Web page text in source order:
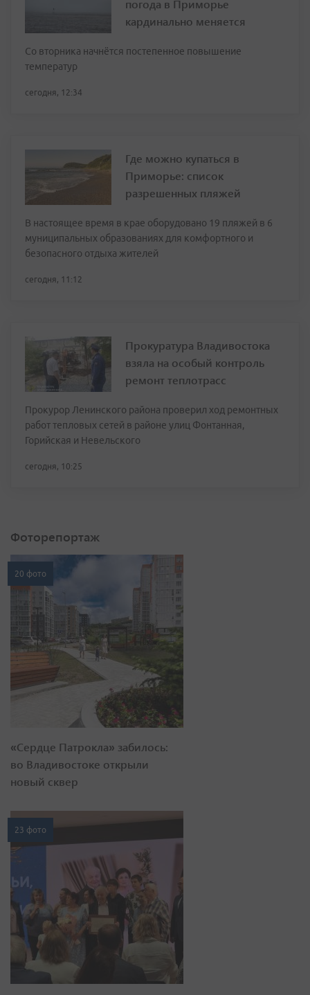
погода в Приморье
кардинально меняется
Со вторника начнётся постепенное повышение
температур
сегодня, 12:34
Где можно купаться в
Приморье: список
разрешенных пляжей
В настоящее время в крае оборудовано 19 пляжей в 6
муниципальных образованиях для комфортного и
безопасного отдыха жителей
сегодня, 11:12
Прокуратура Владивостока
взяла на особый контроль
ремонт теплотрасс
Прокурор Ленинского района проверил ход ремонтных
работ тепловых сетей в районе улиц Фонтанная,
Горийская и Невельского
сегодня, 10:25
Фоторепортаж
20 фото
«Сердце Патрокла» забилось:
во Владивостоке открыли
новый сквер
23 фото